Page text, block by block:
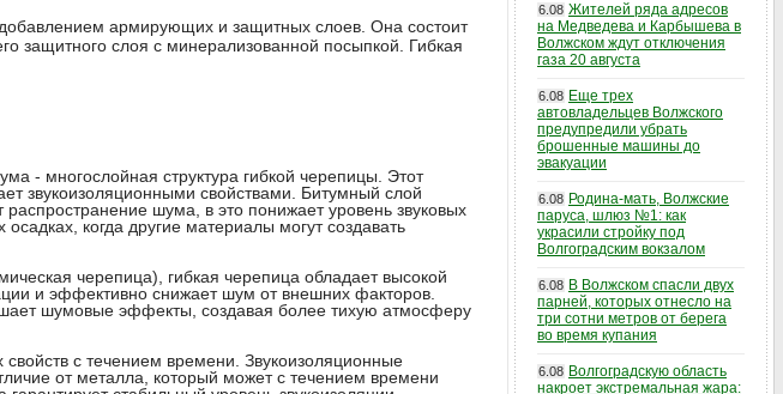
армирующих и защитных слоев. Она состоит
защитного слоя с минерализованной посыпкой. Гибкая
- многослойная структура гибкой черепицы. Этот
звукоизоляционными свойствами. Битумный слой
шума, в это понижает уровень звуковых
когда другие материалы могут создавать
черепица), гибкая черепица обладает высокой
и эффективно снижает шум от внешних факторов.
шумовые эффекты, создавая более тихую атмосферу
свойств с течением времени. Звукоизоляционные
от металла, который может с течением времени
6.08 Жителей ряда адресов
на Медведева и Карбышева в
Волжском ждут отключения
газа 20 августа
6.08 Еще трех
автовладельцев Волжского
предупредили убрать
брошенные машины до
эвакуации
6.08 Родина-мать, Волжские
паруса, шлюз №1: как
украсили стройку под
Волгоградским вокзалом
6.08 В Волжском спасли двух
парней, которых отнесло на
три сотни метров от берега
во время купания
6.08 Волгоградскую область
накроет экстремальная жара: